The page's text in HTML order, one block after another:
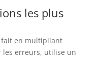
les plus
fait en multipliant
les erreurs, utilise un